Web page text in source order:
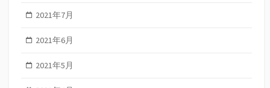
2021年7月
2021年6月
2021年5月